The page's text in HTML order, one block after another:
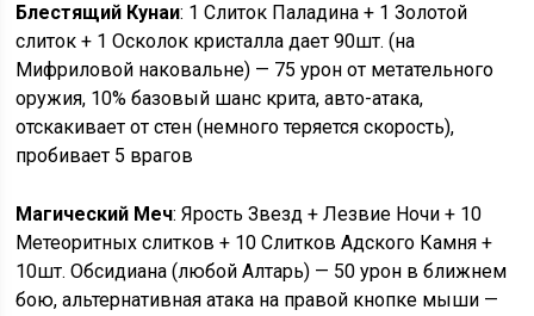
Блестящий Кунаи: 1 Слиток Паладина + 1 Золотой
слиток + 1 Осколок кристалла дает 90шт. (на
Мифриловой наковальне) — 75 урон от метательного
оружия, 10% базовый шанс крита, авто-атака,
отскакивает от стен (немного теряется скорость),
пробивает 5 врагов
Магический Меч: Ярость Звезд + Лезвие Ночи + 10
Метеоритных слитков + 10 Слитков Адского Камня +
10шт. Обсидиана (любой Алтарь) — 50 урон в ближнем
бою, альтернативная атака на правой кнопке мыши —